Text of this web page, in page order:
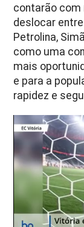
contarão com
deslocar
Petrolina,
como uma
mais
e para a
rapidez e